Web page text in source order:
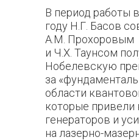
В период
году Н.Г. Басов
А.М. Прохоровым
и Ч.Х. Таунсом
Нобелевскую
за
области
которые привели
генераторов и
на лазерно-